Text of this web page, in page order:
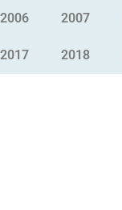
2006 2007
2017 2018